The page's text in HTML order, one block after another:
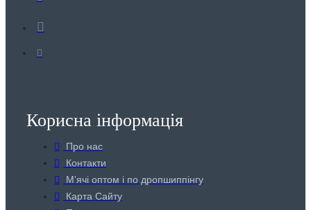
Корисна інформація
Про нас
Контакти
Мʼячі оптом і по дропшиппінгу
Карта Сайту